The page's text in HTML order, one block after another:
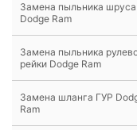
Замена пыльника шруса
Dodge Ram
Замена пыльника
рейки Dodge Ram
Замена шланга ГУР
Ram